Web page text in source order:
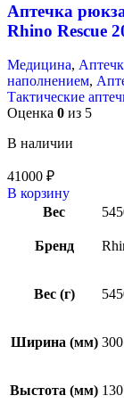
Аптечка
Rhino Rescue
Медицина,
наполнением,
Тактические
Оценка 0 из 5
В наличии
41000 ₽
В корзину
Вес
Бренд
Вес (г)
Ширина (мм) 300
Выстота (мм) 130